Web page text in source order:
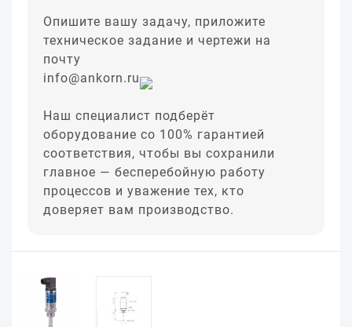
Опишите вашу задачу, приложите
техническое задание и чертежи на
почту
info@ankorn.ru
Наш специалист подберёт
оборудование со 100% гарантией
соответствия, чтобы вы сохранили
главное — бесперебойную работу
процессов и уважение тех, кто
доверяет вам производство.